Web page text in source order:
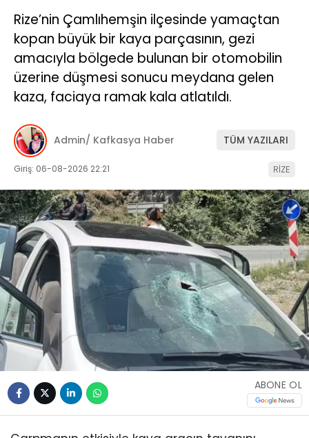
Rize’nin Çamlıhemşin ilçesinde yamaçtan
kopan büyük bir kaya parçasının, gezi
amacıyla bölgede bulunan bir otomobilin
üzerine düşmesi sonucu meydana gelen
kaza, faciaya ramak kala atlatıldı.
Admin/ Kafkasya Haber TÜM YAZILARI
Giriş: 06-08-2026 22:21 RİZE
ABONE OL